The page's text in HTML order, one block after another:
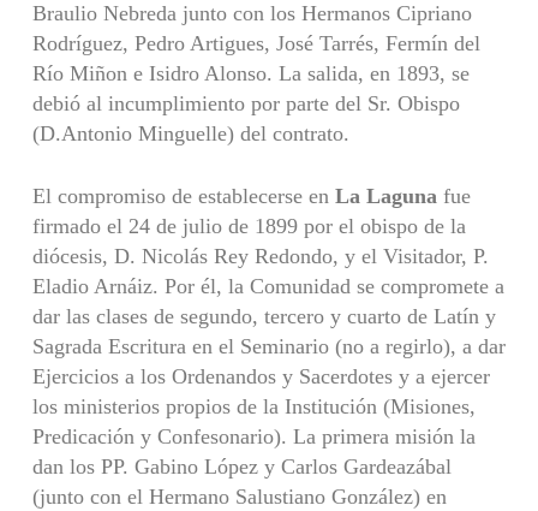
Braulio Nebreda junto con los Hermanos Cipriano
Rodríguez, Pedro Artigues, José Tarrés, Fermín del
Río Miñon e Isidro Alonso. La salida, en 1893, se
debió al incumplimiento por parte del Sr. Obispo
(D.Antonio Minguelle) del contrato.
El compromiso de establecerse en La Lagunafue
firmado el 24 de julio de 1899 por el obispo de la
diócesis, D. Nicolás Rey Redondo, y el Visitador, P.
Eladio Arnáiz. Por él, la Comunidad se compromete a
dar las clases de segundo, tercero y cuarto de Latín y
Sagrada Escritura en el Seminario (no a regirlo), a dar
Ejercicios a los Ordenandos y Sacerdotes y a ejercer
los ministerios propios de la Institución (Misiones,
Predicación y Confesonario). La primera misión la
dan los PP. Gabino López y Carlos Gardeazábal
(junto con el Hermano Salustiano González) en